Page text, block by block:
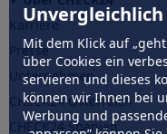
Mit dem Klick auf
über Cookies ein
servieren und dieses
können wir Ihnen bei
Werbung und
Karriere
Presse
Unternehmen
CHECK24 Österreich
CHECK24 Spanien